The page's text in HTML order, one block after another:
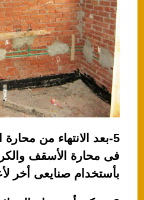
5-بعد الانتهاء من محارة
فى محارة الأسقف
بأستخدام صنايعى أخر